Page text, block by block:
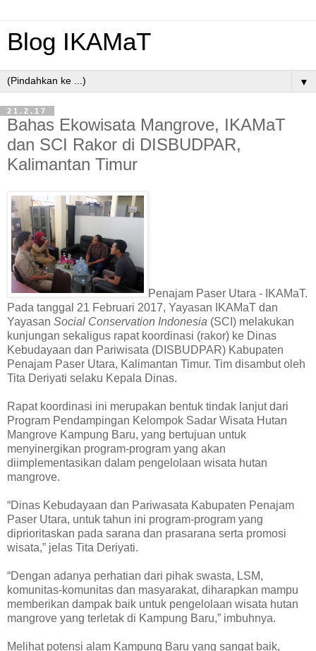
Blog IKAMaT
▼
21.2.17
Bahas Ekowisata Mangrove, IKAMaT
dan SCI Rakor di DISBUDPAR,
Kalimantan Timur
Penajam Paser Utara - IKAMaT.
Pada tanggal 21 Februari 2017, Yayasan IKAMaT dan
Yayasan Social Conservation Indonesia (SCI) melakukan
kunjungan sekaligus rapat koordinasi (rakor) ke Dinas
Kebudayaan dan Pariwisata (DISBUDPAR) Kabupaten
Penajam Paser Utara, Kalimantan Timur. Tim disambut oleh
Tita Deriyati selaku Kepala Dinas.
Rapat koordinasi ini merupakan bentuk tindak lanjut dari
Program Pendampingan Kelompok Sadar Wisata Hutan
Mangrove Kampung Baru, yang bertujuan untuk
menyinergikan program-program yang akan
diimplementasikan dalam pengelolaan wisata hutan
mangrove.
“Dinas Kebudayaan dan Pariwasata Kabupaten Penajam
Paser Utara, untuk tahun ini program-program yang
diprioritaskan pada sarana dan prasarana serta promosi
wisata,” jelas Tita Deriyati.
“Dengan adanya perhatian dari pihak swasta, LSM,
komunitas-komunitas dan masyarakat, diharapkan mampu
memberikan dampak baik untuk pengelolaan wisata hutan
mangrove yang terletak di Kampung Baru,” imbuhnya.
Melihat potensi alam Kampung Baru yang sangat baik,